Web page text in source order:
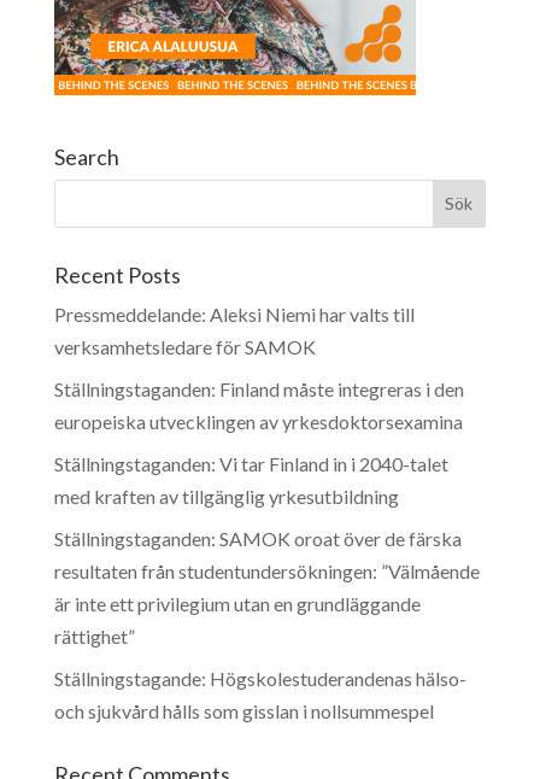
Search
Recent Posts
Pressmeddelande: Aleksi Niemi har valts till
verksamhetsledare för SAMOK
Ställningstaganden: Finland måste integreras i den
europeiska utvecklingen av yrkesdoktorsexamina
Ställningstaganden: Vi tar Finland in i 2040-talet
med kraften av tillgänglig yrkesutbildning
Ställningstaganden: SAMOK oroat över de färska
resultaten från studentundersökningen: ”Välmående
är inte ett privilegium utan en grundläggande
rättighet”
Ställningstagande: Högskolestuderandenas hälso-
och sjukvård hålls som gisslan i nollsummespel